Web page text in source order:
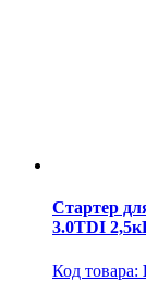
Стартер
3.0TDI
Код товара: